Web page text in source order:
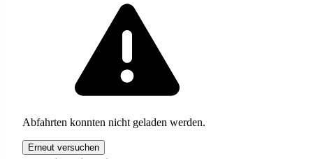
Abfahrten konnten nicht geladen werden.
Erneut versuchen